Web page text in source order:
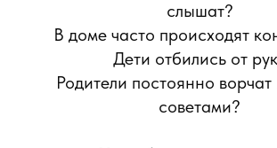
слышат?
В доме часто происходят
Дети отбились от
Родители постоянно ворчат
советами?